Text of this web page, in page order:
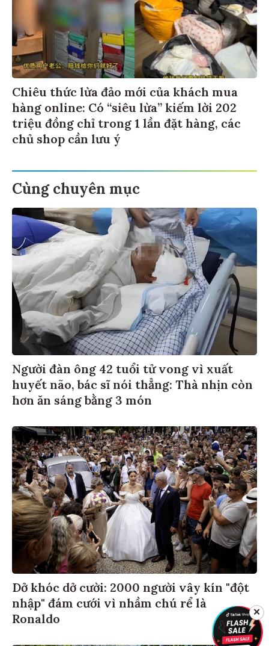
Chiêu thức lừa đảo mới của khách mua
hàng online: Có “siêu lừa” kiếm lời 202
triệu đồng chỉ trong 1 lần đặt hàng, các
chủ shop cần lưu ý
Cùng chuyên mục
Người đàn ông 42 tuổi tử vong vì xuất
huyết não, bác sĩ nói thẳng: Thà nhịn còn
hơn ăn sáng bằng 3 món
Dở khóc dở cười: 2000 người vây kín "đột
nhập" đám cưới vì nhầm chú rể là
Ronaldo
✕